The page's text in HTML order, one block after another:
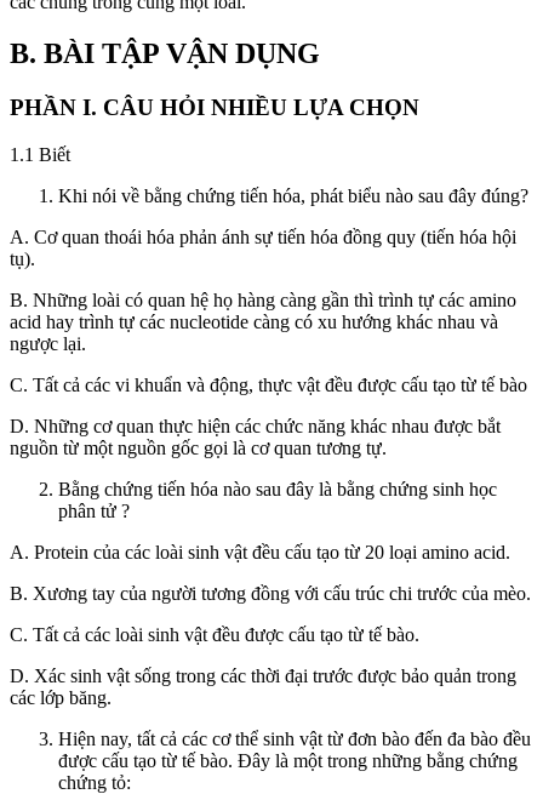
B. BÀI TẬP VẬN DỤNG
PHẦN I. CÂU HỎI NHIỀU LỰA CHỌN
1.1 Biết
Khi nói về bằng chứng tiến hóa, phát biểu nào sau đây đúng?
A. Cơ quan thoái hóa phản ánh sự tiến hóa đồng quy (tiến hóa hội
tụ).
B. Những loài có quan hệ họ hàng càng gần thì trình tự các amino
acid hay trình tự các nucleotide càng có xu hướng khác nhau và
ngược lại.
C. Tất cả các vi khuẩn và động, thực vật đều được cấu tạo từ tế bào
D. Những cơ quan thực hiện các chức năng khác nhau được bắt
nguồn từ một nguồn gốc gọi là cơ quan tương tự.
Bằng chứng tiến hóa nào sau đây là bằng chứng sinh học
phân tử ?
A. Protein của các loài sinh vật đều cấu tạo từ 20 loại amino acid.
B. Xương tay của người tương đồng với cấu trúc chi trước của mèo.
C. Tất cả các loài sinh vật đều được cấu tạo từ tế bào.
D. Xác sinh vật sống trong các thời đại trước được bảo quản trong
các lớp băng.
Hiện nay, tất cả các cơ thể sinh vật từ đơn bào đến đa bào đều
được cấu tạo từ tế bào. Đây là một trong những bằng chứng
chứng tỏ: